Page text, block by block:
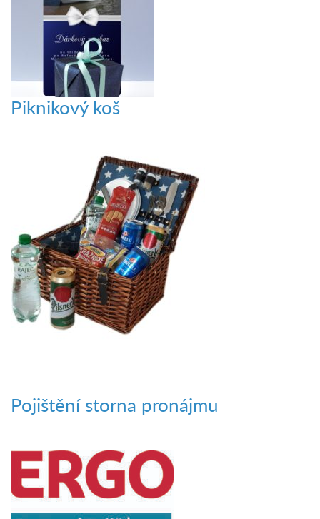
Piknikový koš
Pojištění storna pronájmu